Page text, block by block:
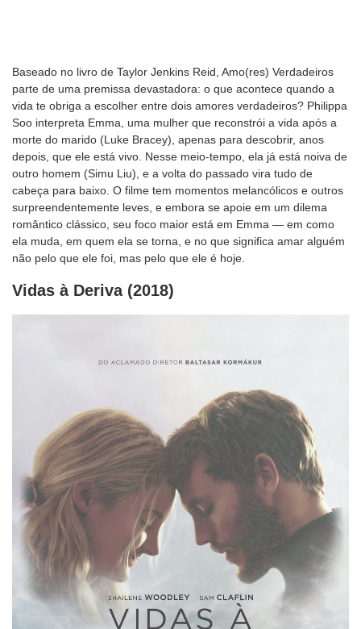
Baseado no livro de Taylor Jenkins Reid, Amo(res) Verdadeiros
parte de uma premissa devastadora: o que acontece quando a
vida te obriga a escolher entre dois amores verdadeiros? Philippa
Soo interpreta Emma, uma mulher que reconstrói a vida após a
morte do marido (Luke Bracey), apenas para descobrir, anos
depois, que ele está vivo. Nesse meio-tempo, ela já está noiva de
outro homem (Simu Liu), e a volta do passado vira tudo de
cabeça para baixo. O filme tem momentos melancólicos e outros
surpreendentemente leves, e embora se apoie em um dilema
romântico clássico, seu foco maior está em Emma — em como
ela muda, em quem ela se torna, e no que significa amar alguém
não pelo que ele foi, mas pelo que ele é hoje.
Vidas à Deriva (2018)